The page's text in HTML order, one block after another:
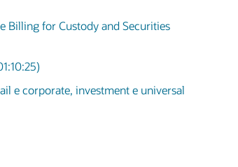
Billing for Custody and Securities
e corporate, investment e universal